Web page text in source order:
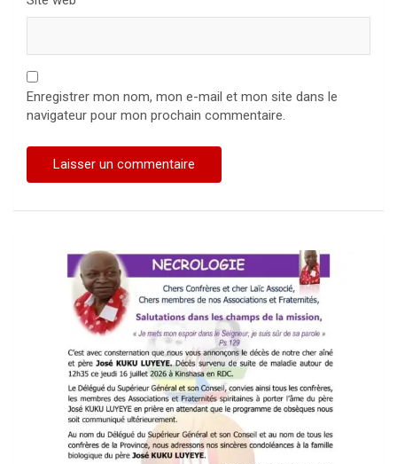
Enregistrer mon nom, mon e-mail et mon site dans le
navigateur pour mon prochain commentaire.